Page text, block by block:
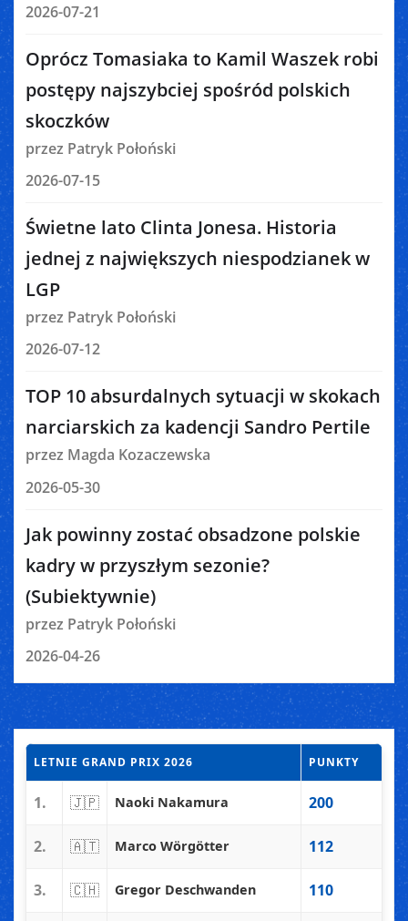
2026-07-21
Oprócz Tomasiaka to Kamil Waszek robi
postępy najszybciej spośród polskich
skoczków
przez Patryk Połoński
2026-07-15
Świetne lato Clinta Jonesa. Historia
jednej z największych niespodzianek w
LGP
przez Patryk Połoński
2026-07-12
TOP 10 absurdalnych sytuacji w skokach
narciarskich za kadencji Sandro Pertile
przez Magda Kozaczewska
2026-05-30
Jak powinny zostać obsadzone polskie
kadry w przyszłym sezonie?
(Subiektywnie)
przez Patryk Połoński
2026-04-26
LETNIE GRAND PRIX 2026 PUNKTY
1. 🇯🇵 Naoki Nakamura 200
2. 🇦🇹 Marco Wörgötter 112
3. 🇨🇭 Gregor Deschwanden 110